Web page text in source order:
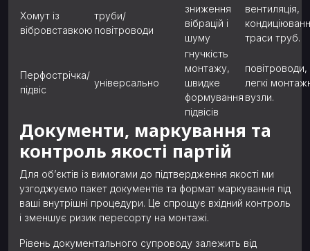
Хомут із
вібровставкою
труби/
повітроводи
зниження
вібрацій і
шуму
вентиляція,
траси труб.
Перфострічка/
підвіс
універсально
гнучкість
монтажу,
швидке
формування
підвісів
повітроводи,
легкі
вузли.
Документи, маркування та
контроль якості партій
Для об’єктів із вимогами до підтвердження якості ми
узгоджуємо пакет документів та формат маркування під
ваші внутрішні процедури. Це спрощує вхідний контроль
і зменшує ризик пересорту на монтажі.
Рівень документального супроводу залежить від